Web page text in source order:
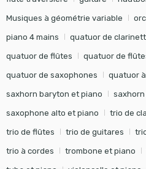
Musiques à géométrie variable
piano 4 mains quatuor de
quatuor de flûtes quatuor de
quatuor de saxophones quatuor
saxhorn baryton et piano
saxophone alto et piano trio de
trio de flûtes trio de guitares
trio à cordes trombone et piano